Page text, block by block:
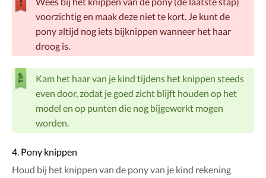
voorzichtig en maak deze niet te kort. Je kunt de
pony altijd nog iets bijknippen wanneer het haar
droog is.
Kam het haar van je kind tijdens het knippen steeds
even door, zodat je goed zicht blijft houden op het
model en op punten die nog bijgewerkt mogen
worden.
4. Pony knippen
Houd bij het knippen van de pony van je kind rekening